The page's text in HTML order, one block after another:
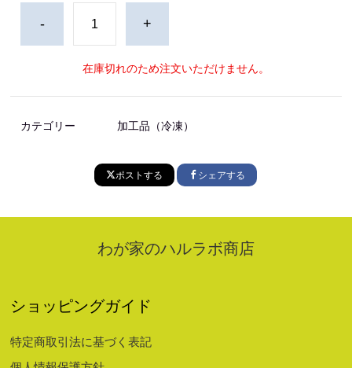
- +
在庫切れのため注文いただけません。
カテゴリー 加工品（冷凍）
ポストする シェアする
わが家のハルラボ商店
ショッピングガイド
特定商取引法に基づく表記